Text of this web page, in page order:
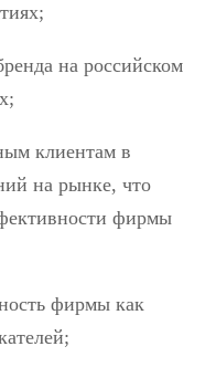
на российском
клиентам в
на рынке, что
фирмы
фирмы как